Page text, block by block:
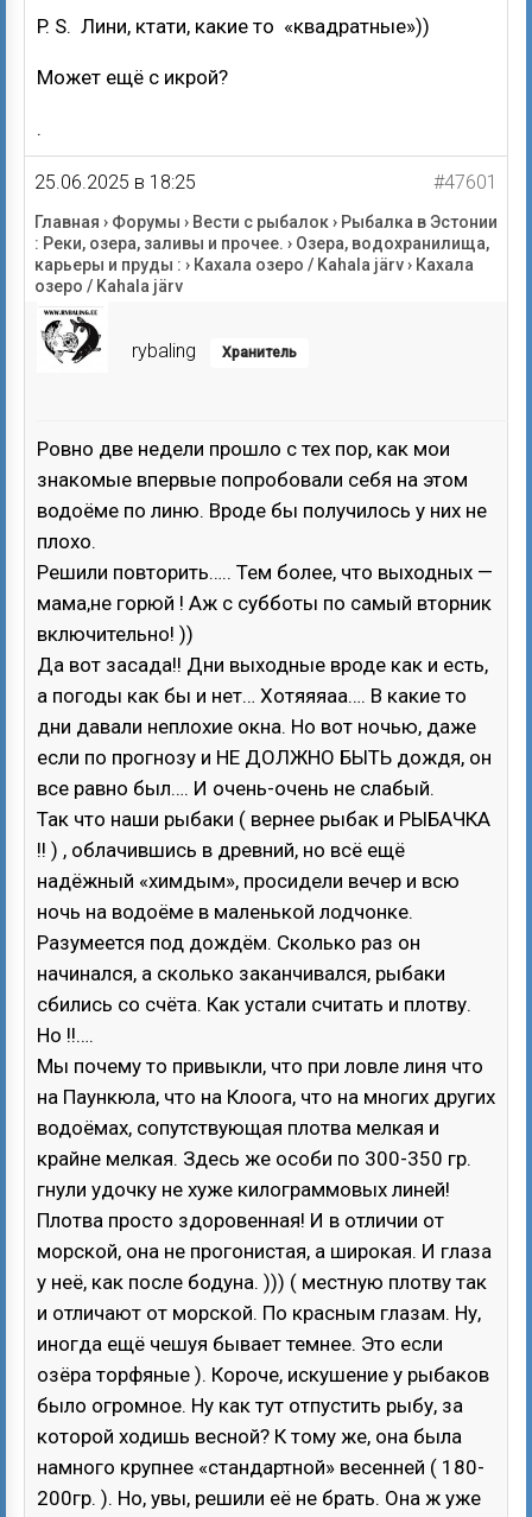
P. S. Лини, ктати, какие то «квадратные»))
Может ещё с икрой?
.
25.06.2025 в 18:25 #47601
Главная › Форумы › Вести с рыбалок› Рыбалка в Эстонии
: Реки, озера, заливы и прочее. › Озера, водохранилища,
карьеры и пруды : › Кахала озеро / Kahala järv› Кахала
озеро / Kahala järv
rybaling Хранитель
Ровно две недели прошло с тех пор, как мои
знакомые впервые попробовали себя на этом
водоёме по линю. Вроде бы получилось у них не
плохо.
Решили повторить….. Тем более, что выходных —
мама,не горюй ! Аж с субботы по самый вторник
включительно! ))
Да вот засада!! Дни выходные вроде как и есть,
а погоды как бы и нет… Хотяяяаа…. В какие то
дни давали неплохие окна. Но вот ночью, даже
если по прогнозу и НЕ ДОЛЖНО БЫТЬ дождя, он
все равно был…. И очень-очень не слабый.
Так что наши рыбаки ( вернее рыбак и РЫБАЧКА
!! ) , облачившись в древний, но всё ещё
надёжный «химдым», просидели вечер и всю
ночь на водоёме в маленькой лодчонке.
Разумеется под дождём. Сколько раз он
начинался, а сколько заканчивался, рыбаки
сбились со счёта. Как устали считать и плотву.
Но !!….
Мы почему то привыкли, что при ловле линя что
на Паункюла, что на Клоога, что на многих других
водоёмах, сопутствующая плотва мелкая и
крайне мелкая. Здесь же особи по 300-350 гр.
гнули удочку не хуже килограммовых линей!
Плотва просто здоровенная! И в отличии от
морской, она не прогонистая, а широкая. И глаза
у неё, как после бодуна. ))) ( местную плотву так
и отличают от морской. По красным глазам. Ну,
иногда ещё чешуя бывает темнее. Это если
озёра торфяные ). Короче, искушение у рыбаков
было огромное. Ну как тут отпустить рыбу, за
которой ходишь весной? К тому же, она была
намного крупнее «стандартной» весенней ( 180-
200гр. ). Но, увы, решили её не брать. Она ж уже